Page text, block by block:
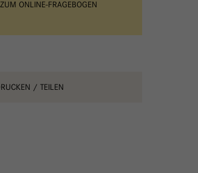
ZUM ONLINE-FRAGEBOGEN
/ TEILEN